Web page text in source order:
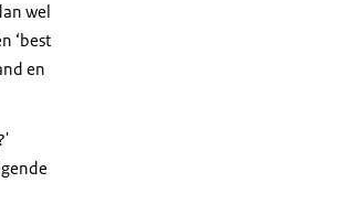
wel
‘best
en